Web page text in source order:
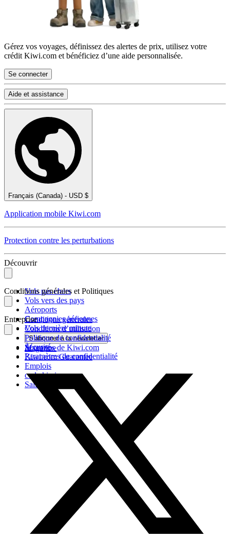
Gérez vos voyages, définissez des alertes de prix, utilisez votre
crédit Kiwi.com et bénéficiez d’une aide personnalisée.
Se connecter
Aide et assistance
Français (Canada) - USD $
Application mobile Kiwi.com
Protection contre les perturbations
Découvrir
Vols pas chers
Vols vers des pays
Aéroports
Compagnies aériennes
Vols dernière minute
S’abonner à la newsletter
Magazine
Conditions générales et Politiques
Conditions générales
Conditions d’utilisation
Politique de confidentialité
Sécurité
Paramètres de confidentialité
Entreprise
À propos de Kiwi.com
Kiwi.com Guarantee
Emplois
code.kiwi.com
Salle de presse